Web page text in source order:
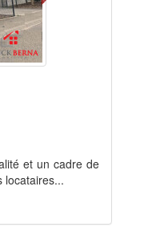
et un cadre de
locataires...